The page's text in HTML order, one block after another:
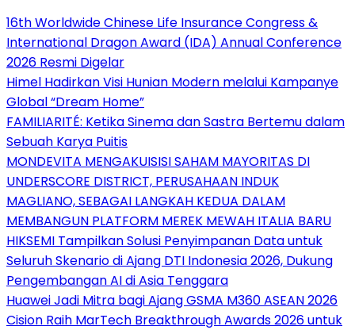
16th Worldwide Chinese Life Insurance Congress &
International Dragon Award (IDA) Annual Conference
2026 Resmi Digelar
Himel Hadirkan Visi Hunian Modern melalui Kampanye
Global “Dream Home”
FAMILIARITÉ: Ketika Sinema dan Sastra Bertemu dalam
Sebuah Karya Puitis
MONDEVITA MENGAKUISISI SAHAM MAYORITAS DI
UNDERSCORE DISTRICT, PERUSAHAAN INDUK
MAGLIANO, SEBAGAI LANGKAH KEDUA DALAM
MEMBANGUN PLATFORM MEREK MEWAH ITALIA BARU
HIKSEMI Tampilkan Solusi Penyimpanan Data untuk
Seluruh Skenario di Ajang DTI Indonesia 2026, Dukung
Pengembangan AI di Asia Tenggara
Huawei Jadi Mitra bagi Ajang GSMA M360 ASEAN 2026
Cision Raih MarTech Breakthrough Awards 2026 untuk